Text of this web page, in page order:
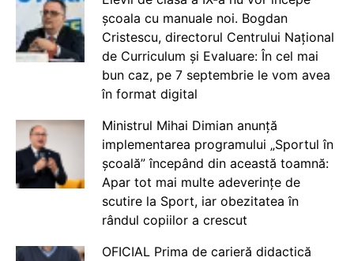
școala cu manuale noi. Bogdan
Cristescu, directorul Centrului Național
de Curriculum și Evaluare: În cel mai
bun caz, pe 7 septembrie le vom avea
în format digital
Ministrul Mihai Dimian anunță
implementarea programului „Sportul în
școală” începând din această toamnă:
Apar tot mai multe adeverințe de
scutire la Sport, iar obezitatea în
rândul copiilor a crescut
OFICIAL Prima de carieră didactică